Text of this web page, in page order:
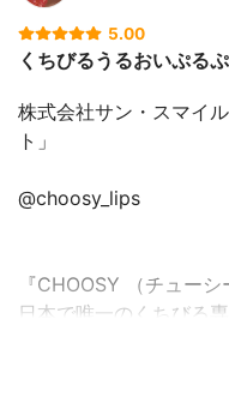
5.00
くちびるうるおいぷる
株式会社サン・スマイ
ト」
@choosy_lips
『CHOOSY （チュー
日本で唯一のくちびる
ートでポップなブラン